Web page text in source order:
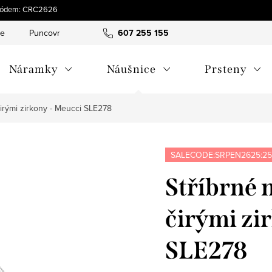
CRC2626
607 255 155
Puncovní značky Hodnocení obchodu
Náramky Náušnice Prsteny
zirkony - Meucci SLE278
Stříbrné
čirými
SLE278